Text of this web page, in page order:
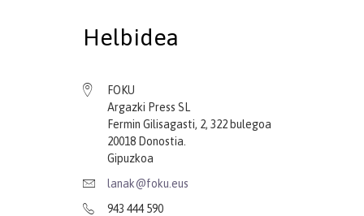
Helbidea
FOKU
Argazki Press SL
Fermin Gilisagasti, 2, 322 bulegoa
20018 Donostia.
Gipuzkoa
lanak@foku.eus
943 444 590